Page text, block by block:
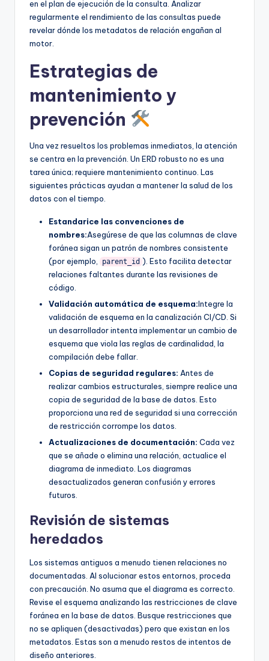
en el plan de ejecución de la consulta. Analizar
regularmente el rendimiento de las consultas puede
revelar dónde los metadatos de relación engañan al
motor.
Estrategias de
mantenimiento y
prevención
Una vez resueltos los problemas inmediatos, la atención
se centra en la prevención. Un ERD robusto no es una
tarea única; requiere mantenimiento continuo. Las
siguientes prácticas ayudan a mantener la salud de los
datos con el tiempo.
Estandarice las convenciones de
nombres:Asegúrese de que las columnas de clave
foránea sigan un patrón de nombres consistente
(por ejemplo,
parent_id ). Esto facilita detectar
relaciones faltantes durante las revisiones de
código.
Validación automática de esquema:Integre la
validación de esquema en la canalización CI/CD. Si
un desarrollador intenta implementar un cambio de
esquema que viola las reglas de cardinalidad, la
compilación debe fallar.
Copias de seguridad regulares: Antes de
realizar cambios estructurales, siempre realice una
copia de seguridad de la base de datos. Esto
proporciona una red de seguridad si una corrección
de restricción corrompe los datos.
Actualizaciones de documentación: Cada vez
que se añade o elimina una relación, actualice el
diagrama de inmediato. Los diagramas
desactualizados generan confusión y errores
futuros.
Revisión de sistemas
heredados
Los sistemas antiguos a menudo tienen relaciones no
documentadas. Al solucionar estos entornos, proceda
con precaución. No asuma que el diagrama es correcto.
Revise el esquema analizando las restricciones de clave
foránea en la base de datos. Busque restricciones que
no se apliquen (desactivadas) pero que existan en los
metadatos. Estas son a menudo restos de intentos de
diseño anteriores.